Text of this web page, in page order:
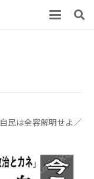
民は全容解明せよ／